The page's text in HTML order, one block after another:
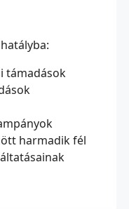
támadások
harmadik fél